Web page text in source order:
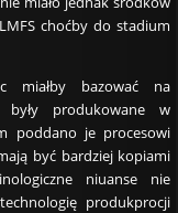
choćby do stadium
miałby bazować na
były produkowane w
poddano je procesowi
być bardziej kopiami
niuanse nie
produkprocji